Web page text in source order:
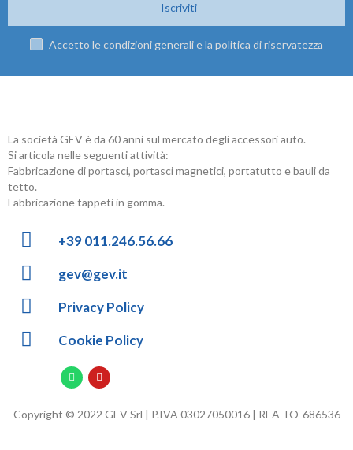
Iscriviti
Accetto le condizioni generali e la politica di riservatezza
La società GEV è da 60 anni sul mercato degli accessori auto.
Si articola nelle seguenti attività:
Fabbricazione di portasci, portasci magnetici, portatutto e bauli da
tetto.
Fabbricazione tappeti in gomma.
+39 011.246.56.66
gev@gev.it
Privacy Policy
Cookie Policy
Copyright © 2022 GEV Srl | P.IVA 03027050016 | REA TO-686536